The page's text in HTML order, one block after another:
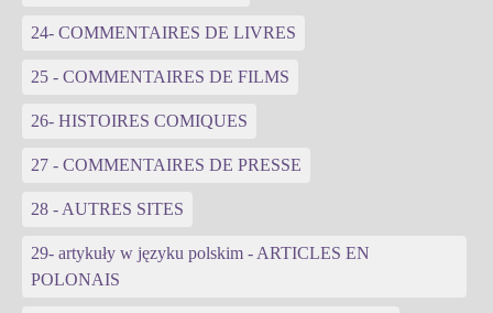
24- COMMENTAIRES DE LIVRES
25 - COMMENTAIRES DE FILMS
26- HISTOIRES COMIQUES
27 - COMMENTAIRES DE PRESSE
28 - AUTRES SITES
29- artykuły w języku polskim - ARTICLES EN
POLONAIS